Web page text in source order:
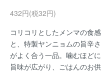
432円(税32円)
コリコリとしたメンマの食感
と、特製ヤンニョムの旨辛さ
がよく合う一品。噛むほどに
旨味が広がり、ごはんのお供